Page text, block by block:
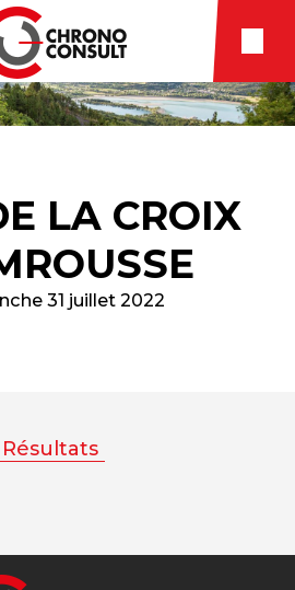
LA CROIX
31 juillet 2022
Résultats